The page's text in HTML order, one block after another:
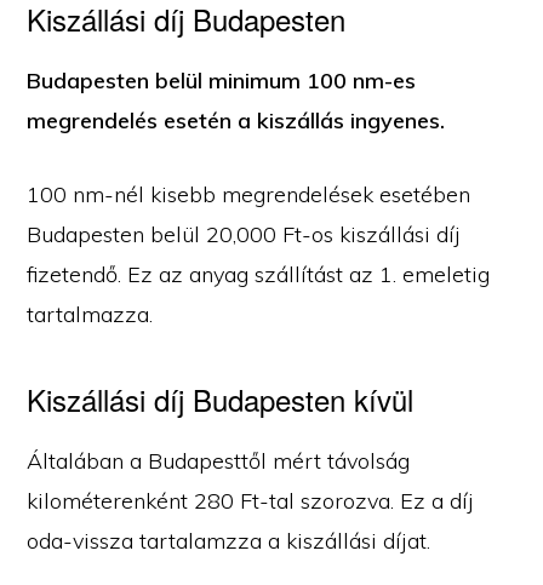
Kiszállási díj Budapesten
Budapesten belül minimum 100 nm-es
megrendelés esetén a kiszállás ingyenes.
100 nm-nél kisebb megrendelések esetében
Budapesten belül 20,000 Ft-os kiszállási díj
fizetendő. Ez az anyag szállítást az 1. emeletig
tartalmazza.
Kiszállási díj Budapesten kívül
Általában a Budapesttől mért távolság
kilométerenként 280 Ft-tal szorozva. Ez a díj
oda-vissza tartalamzza a kiszállási díjat.